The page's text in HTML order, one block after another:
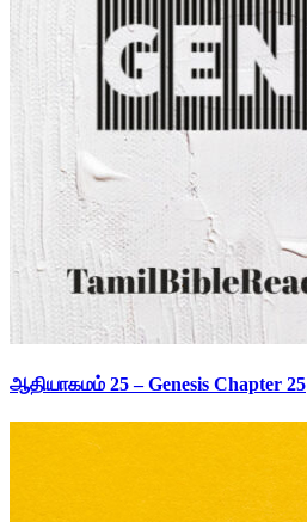
ஆதியாகமம் 25 – Genesis Chapter 25